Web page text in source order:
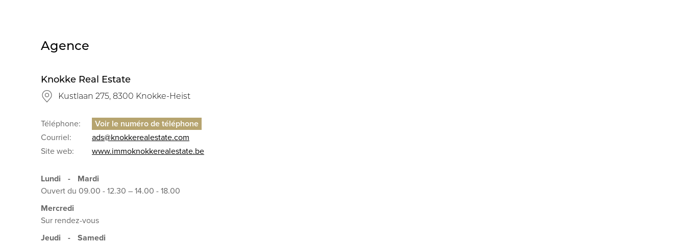
Agence
Knokke Real Estate
Kustlaan 275, 8300 Knokke-Heist
Téléphone:
Courriel:
ads@knokkerealestate.com
Site web:
www.immoknokkerealestate.be
Lundi -
Mardi
Ouvert du 09.00 - 12.30 – 14.00 - 18.00
Mercredi
Sur rendez-vous
Jeudi
-
Samedi